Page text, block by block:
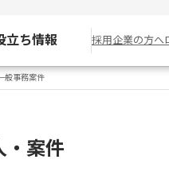
立ち情報 採用企業の方へ
般事務案件
・案件